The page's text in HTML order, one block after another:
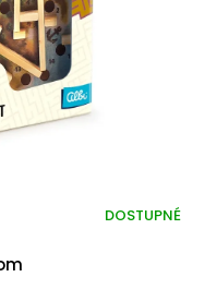
DOSTUPNÉ